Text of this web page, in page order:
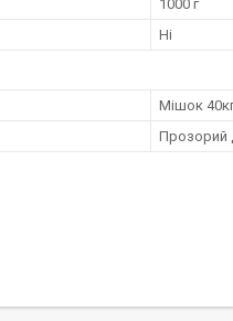
1000 г
Ні
Мішок
Прозорий